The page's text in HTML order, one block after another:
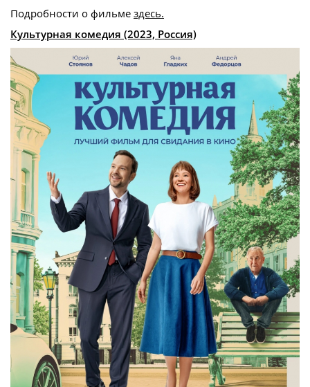
Подробности о фильме здесь.
Культурная комедия (2023, Россия)